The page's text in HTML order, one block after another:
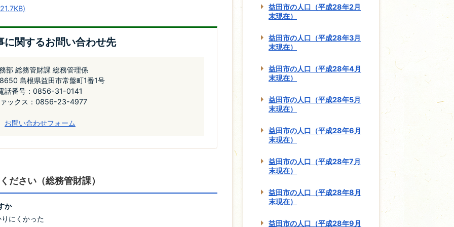
に関するお問い合わせ先
部 総務管財課 総務管理係
島根県益田市常盤町1番1号
話番号：0856-31-0141
ックス：0856-23-4977
お問い合わせフォーム
ださい（総務管財課）
か
にくかった
益田市の人口（平成28年2月
末現在）
益田市の人口（平成28年3月
末現在）
益田市の人口（平成28年4月
末現在）
益田市の人口（平成28年5月
末現在）
益田市の人口（平成28年6月
末現在）
益田市の人口（平成28年7月
末現在）
益田市の人口（平成28年8月
末現在）
益田市の人口（平成28年9月